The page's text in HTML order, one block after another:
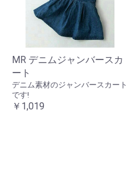
MR デニムジャンバースカ
ート
デニム素材のジャンバースカート
です!
￥1,019